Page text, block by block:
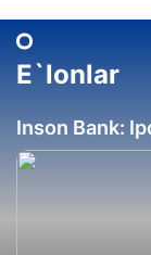
E`lonlar
Inson Bank: